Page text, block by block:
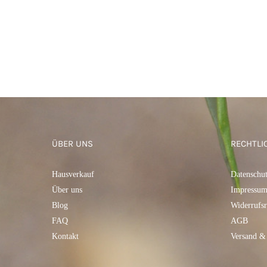
ÜBER UNS
Hausverkauf
Über uns
Blog
FAQ
Kontakt
Impressum
AGB
Versand